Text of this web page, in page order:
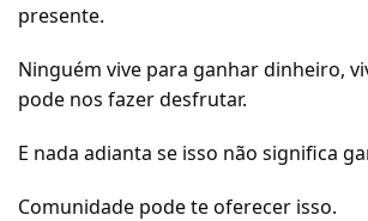
presente.
Ninguém vive para ganhar dinheiro,
pode nos fazer desfrutar.
E nada adianta se isso não significa
Comunidade pode te oferecer isso.